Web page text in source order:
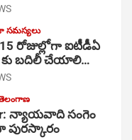
సమస్యలు
రోజుల్లోగా ఐటీడీఏ
కు బదిలీ చేయాలి…
న్యాయవాది సంగెం
పురస్కారం